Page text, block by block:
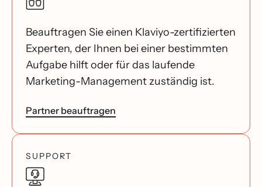
Beauftragen Sie einen Klaviyo-zertifizierten
Experten, der Ihnen bei einer bestimmten
Aufgabe hilft oder für das laufende
Marketing-Management zuständig ist.
Partner beauftragen
SUPPORT